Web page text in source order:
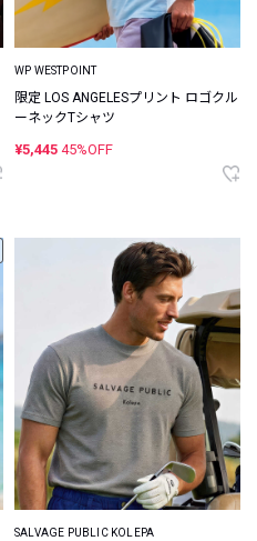
WP WESTPOINT
限定 LOS ANGELESプリント ロゴクル
ーネックTシャツ
¥5,445 45%OFF
SALVAGE PUBLIC KOLEPA